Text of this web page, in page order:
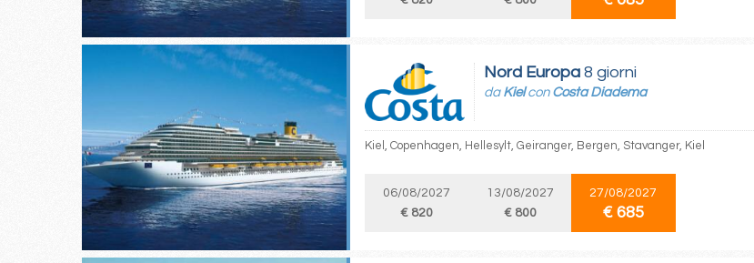
Nord Europa 8 giorni
da Kielcon Costa Diadema
Kiel, Copenhagen, Hellesylt, Geiranger, Bergen, Stavanger, Kiel
06/08/2027
€ 820
13/08/2027
€ 800
27/08/2027
€ 685